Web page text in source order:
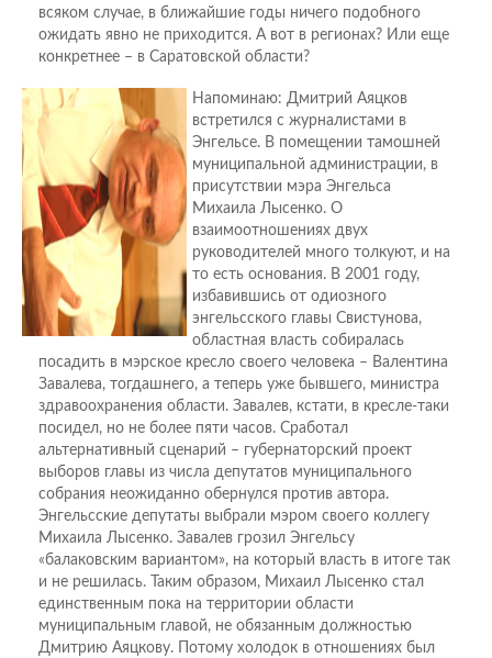
всяком случае, в ближайшие годы ничего подобного
ожидать явно не приходится. А вот в регионах? Или еще
конкретнее – в Саратовской области?
Напоминаю: Дмитрий Аяцков
встретился с журналистами в
Энгельсе. В помещении тамошней
муниципальной администрации, в
присутствии мэра Энгельса
Михаила Лысенко. О
взаимоотношениях двух
руководителей много толкуют, и на
то есть основания. В 2001 году,
избавившись от одиозного
энгельсского главы Свистунова,
областная власть собиралась
посадить в мэрское кресло своего человека – Валентина
Завалева, тогдашнего, а теперь уже бывшего, министра
здравоохранения области. Завалев, кстати, в кресле-таки
посидел, но не более пяти часов. Сработал
альтернативный сценарий – губернаторский проект
выборов главы из числа депутатов муниципального
собрания неожиданно обернулся против автора.
Энгельсские депутаты выбрали мэром своего коллегу
Михаила Лысенко. Завалев грозил Энгельсу
«балаковским вариантом», на который власть в итоге так
и не решилась. Таким образом, Михаил Лысенко стал
единственным пока на территории области
муниципальным главой, не обязанным должностью
Дмитрию Аяцкову. Потому холодок в отношениях был